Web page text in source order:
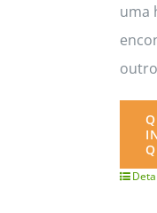
uma